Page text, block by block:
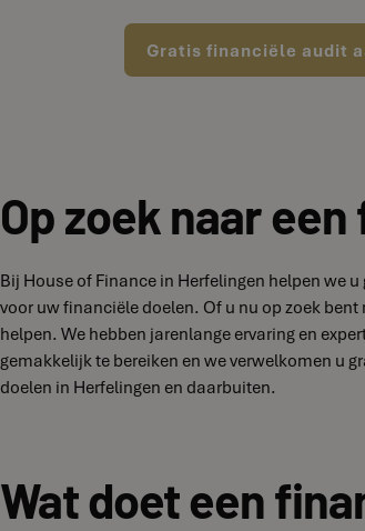
Gratis financiële audit
Op zoek naar
Bij House of Finance in Herfelingen helpen we
voor uw financiële doelen. Of u nu op zoek
helpen. We hebben jarenlange ervaring en
gemakkelijk te bereiken en we verwelkomen u
doelen in Herfelingen en daarbuiten.
Wat doet een